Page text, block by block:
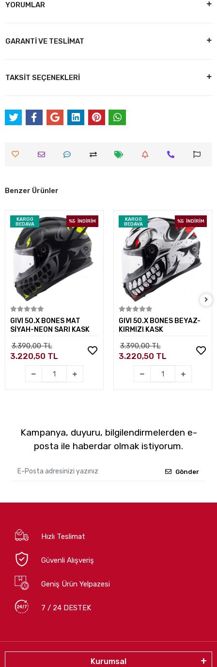
YORUMLAR
GARANTİ VE TESLİMAT
TAKSİT SEÇENEKLERİ
Benzer Ürünler
KARGO
BEDAVA
%5 İNDİRİM
Sepete Ekle
GIVI 50.X BONES MAT
SİYAH-NEON SARI KASK
3.390,00 TL
3.220,50 TL
KARGO
BEDAVA
%5 İNDİRİM
Sepete Ekle
GIVI 50.X BONES BEYAZ-
KIRMIZI KASK
3.390,00 TL
3.220,50 TL
Kampanya, duyuru, bilgilendirmelerden e-
posta ile haberdar olmak istiyorum.
Gönder
Hızlı Teslimat
Güvenli Alışveriş
Geniş Ürün Yelpazesi
7 / 24 DESTEK
Kurumsal